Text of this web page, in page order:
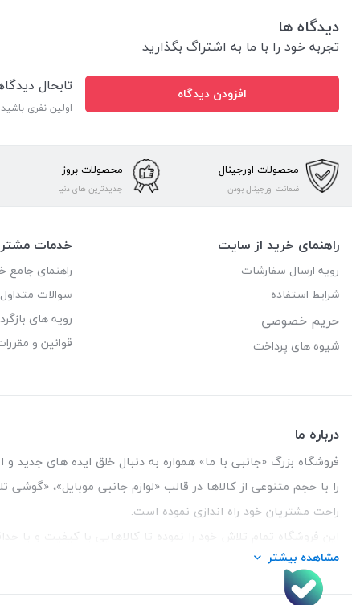
دیدگاه ها
تجربه خود را با ما به اشتراگ بگذارید
افزودن دیدگاه تابحال
اولین نفری
محصولات اورجینال
ضمانت اورجینال بودن
محصولات بروز
جدیدترین های دنیا
راهنمای خرید از سایت
رویه ارسال سفارشات
شرایط استفاده
حریم خصوصی
شیوه های پرداخت
خدمات
راهنمای جامع
سوالات متداول
رویه های
قوانین و
درباره ما
فروشگاه بزرگ «جانبی با ما» همواره به دنبال خلق ایده های جدید و
را با حجم متنوعی از کالاها در قالب «لوازم جانبی موبایل»،
راحت مشتریان خود راه اندازی نموده است.
این فروشگاه تمام تلاش خود را نموده تا کالاهایی با کیفیت و با
تلفن تماس :
مشاهده بیشتر